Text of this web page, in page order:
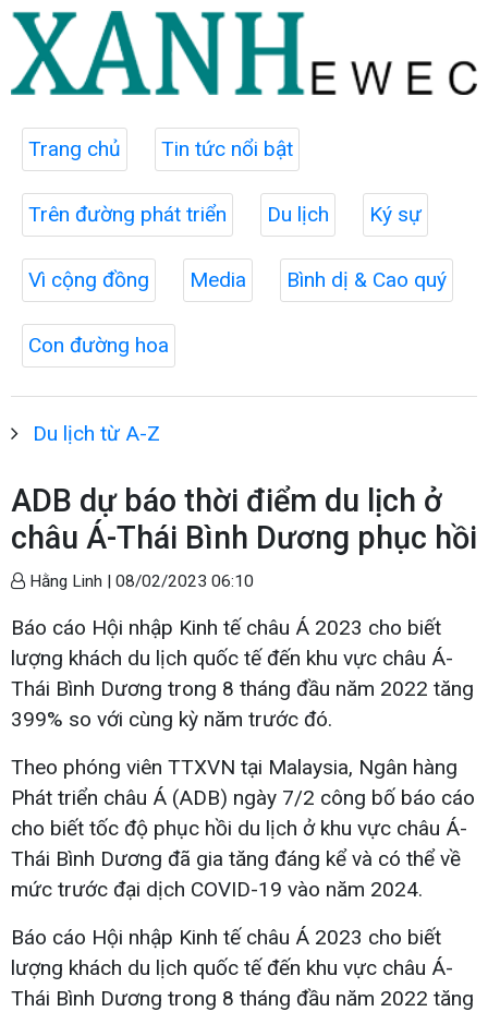
Trang chủ Tin tức nổi bật
Trên đường phát triển Du lịch Ký sự
Vì cộng đồng Media Bình dị & Cao quý
Con đường hoa
Du lịch từ A-Z
ADB dự báo thời điểm du lịch ở
châu Á-Thái Bình Dương phục hồi
Hằng Linh | 08/02/2023 06:10
Báo cáo Hội nhập Kinh tế châu Á 2023 cho biết
lượng khách du lịch quốc tế đến khu vực châu Á-
Thái Bình Dương trong 8 tháng đầu năm 2022 tăng
399% so với cùng kỳ năm trước đó.
Theo phóng viên TTXVN tại Malaysia, Ngân hàng
Phát triển châu Á (ADB) ngày 7/2 công bố báo cáo
cho biết tốc độ phục hồi du lịch ở khu vực châu Á-
Thái Bình Dương đã gia tăng đáng kể và có thể về
mức trước đại dịch COVID-19 vào năm 2024.
Báo cáo Hội nhập Kinh tế châu Á 2023 cho biết
lượng khách du lịch quốc tế đến khu vực châu Á-
Thái Bình Dương trong 8 tháng đầu năm 2022 tăng